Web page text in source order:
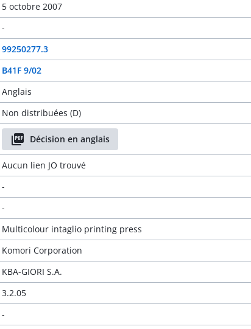
5 octobre 2007
-
99250277.3
B41F 9/02
Anglais
Non distribuées (D)
Décision en anglais
Aucun lien JO trouvé
-
-
Multicolour intaglio printing press
Komori Corporation
KBA-GIORI S.A.
3.2.05
-